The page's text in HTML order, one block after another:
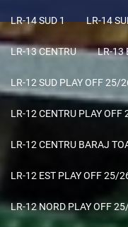
LR-14 SUD 1 LR-14
LR-13 CENTRU LR-13
LR-12 SUD PLAY OFF 25/
LR-12 CENTRU PLAY OFF
LR-12 CENTRU BARAJ
LR-12 EST PLAY OFF 25/
LR-12 NORD PLAY OFF